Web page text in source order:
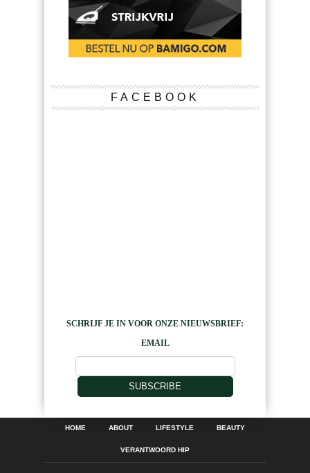
FACEBOOK
SCHRIJF JE IN VOOR ONZE NIEUWSBRIEF:
EMAIL
SUBSCRIBE
HOME ABOUT LIFESTYLE BEAUTY
VERANTWOORD HIP